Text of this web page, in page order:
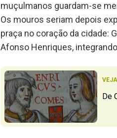
muçulmanos guardam-se
Os mouros seriam depois
praça no coração da cidade:
Afonso Henriques,
De